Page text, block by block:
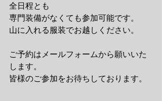
全日程とも
専門装備がなくても参加可能です。
山に入れる服装でお越しください。
ご予約はメールフォームから願いいた
します。
皆様のご参加をお待ちしております。